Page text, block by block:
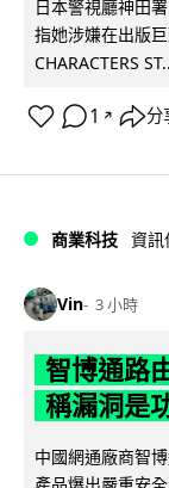
日本警視廳神田
指她涉嫌在出版
CHARACTERS
1 ↗ 分
商業科技 資訊
Vin 3 小時
智博通路
稱漏洞是
中國網通廠商智